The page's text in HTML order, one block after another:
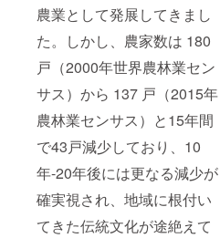
農業として発展してきまし
た。しかし、農家数は 180
戸（2000年世界農林業セン
サス）から 137 戸（2015年
農林業センサス）と15年間
で43戸減少しており、10
年-20年後には更なる減少が
確実視され、地域に根付い
てきた伝統文化が途絶えて